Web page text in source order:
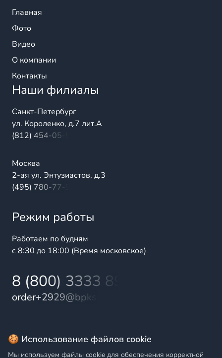
Главная
Фото
Видео
О компании
Контакты
Наши филиалы
Санкт-Петербург
ул. Короленко, д.7 лит.А
(812) 454-05-54
Москва
2-ая ул. Энтузиастов, д.3
(495) 780-77-98
Режим работы
Работаем по будням
с 8:30 до 18:00 (Время московское)
8 (800) 3333 899
order+2929@bpks.ru
© 2025 БалтПромКомплект — комплексные поставки
высококачественной продукции промышленного и
🍪 Использование файлов cookie
Мы используем файлы cookie для обеспечения корректной